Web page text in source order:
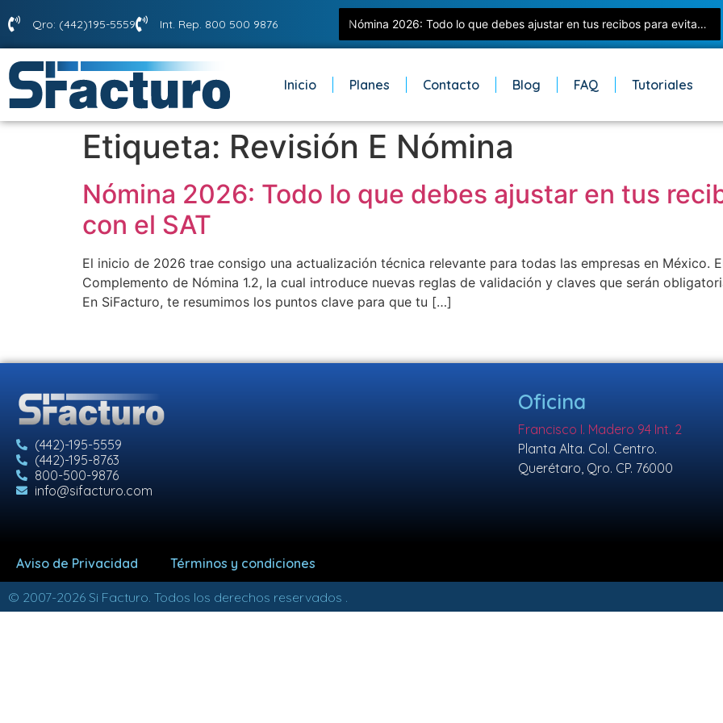
Qro: (442)195-5559 Int. Rep. 800 500 9876 Nómina 2026: Todo lo que debes ajustar en tus recibos para evitar errores con el SAT
Inicio Planes Contacto Blog FAQ Tutoriales
Etiqueta: Revisión E Nómina
Nómina 2026: Todo lo que debes ajustar en tus
con el SAT
El inicio de 2026 trae consigo una actualización técnica relevante para todas las empresas en México.
Complemento de Nómina 1.2, la cual introduce nuevas reglas de validación y claves que serán
En SiFacturo, te resumimos los puntos clave para que tu […]
(442)-195-5559
(442)-195-8763
800-500-9876
info@sifacturo.com
Oficina
Francisco I. Madero 94 Int. 2
Planta Alta. Col. Centro.
Querétaro, Qro. CP. 76000
Aviso de Privacidad Términos y condiciones
© 2007-2026 Si Facturo. Todos los derechos reservados .